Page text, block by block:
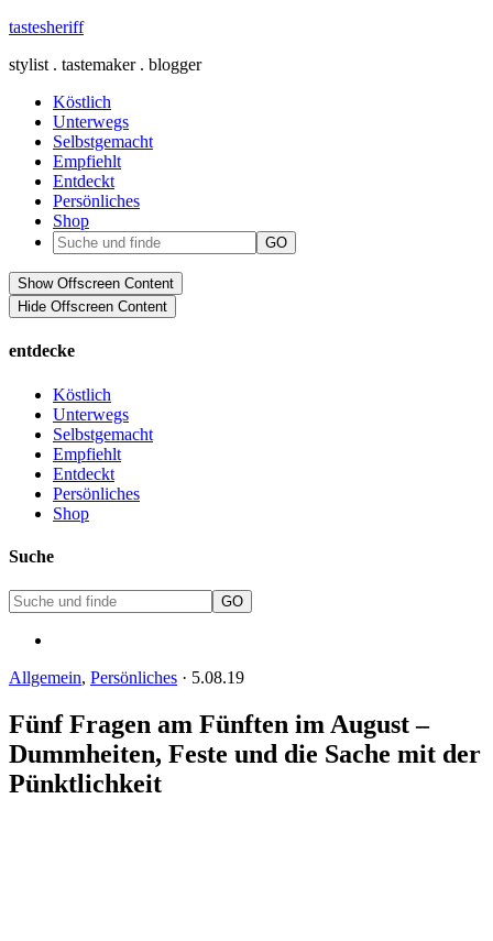
tastesheriff
stylist . tastemaker . blogger
Köstlich
Unterwegs
Selbstgemacht
Empfiehlt
Entdeckt
Persönliches
Shop
Show Offscreen Content
Hide Offscreen Content
entdecke
Köstlich
Unterwegs
Selbstgemacht
Empfiehlt
Entdeckt
Persönliches
Shop
Suche
Allgemein, Persönliches · 5.08.19
Fünf Fragen am Fünften im August –
Dummheiten, Feste und die Sache mit der
Pünktlichkeit